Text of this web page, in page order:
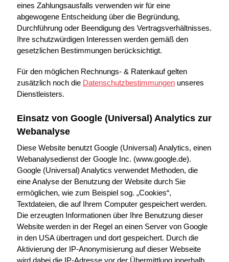
eines Zahlungsausfalls verwenden wir für eine
abgewogene Entscheidung über die Begründung,
Durchführung oder Beendigung des Vertragsverhältnisses.
Ihre schutzwürdigen Interessen werden gemäß den
gesetzlichen Bestimmungen berücksichtigt.
Für den möglichen Rechnungs- & Ratenkauf gelten
zusätzlich noch die Datenschutzbestimmungenunseres
Dienstleisters.
Einsatz von Google (Universal) Analytics zur
Webanalyse
Diese Website benutzt Google (Universal) Analytics, einen
Webanalysedienst der Google Inc. (www.google.de).
Google (Universal) Analytics verwendet Methoden, die
eine Analyse der Benutzung der Website durch Sie
ermöglichen, wie zum Beispiel sog. „Cookies“,
Textdateien, die auf Ihrem Computer gespeichert werden.
Die erzeugten Informationen über Ihre Benutzung dieser
Website werden in der Regel an einen Server von Google
in den USA übertragen und dort gespeichert. Durch die
Aktivierung der IP-Anonymisierung auf dieser Webseite
wird dabei die IP-Adresse vor der Übermittlung innerhalb